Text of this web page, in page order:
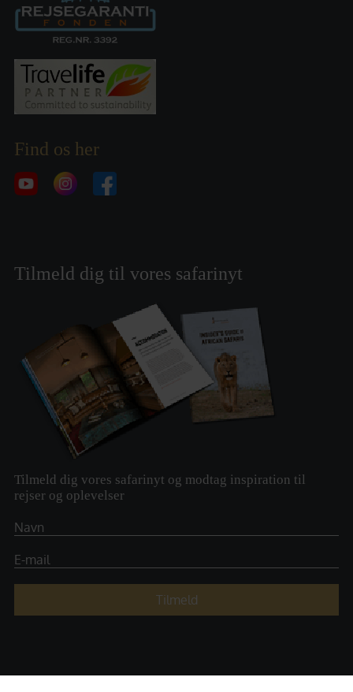
Find os her
Tilmeld dig til vores safarinyt
Tilmeld dig vores safarinyt og modtag inspiration til
rejser og oplevelser